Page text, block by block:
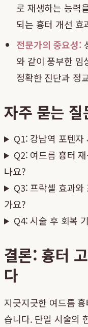
로 재생하는 능력
되는 흉터 개선 효
전문가의 중요성:
와 같이 풍부한 임
정확한 진단과 정
자주 묻는
Q1: 강남역 포텐자
Q2: 여드름 흉터
나요?
Q3: 프락셀 효과와
가요?
Q4: 시술 후 회복
결론: 흉터
다
지긋지긋한 여드름
습니다. 단일 시술의